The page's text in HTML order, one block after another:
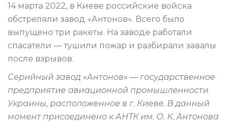
14 марта 2022, в Киеве российские войска
обстреляли завод «Антонов». Всего было
выпущено три ракеты. На заводе работали
спасатели — тушили пожар и разбирали завалы
после взрывов.
Серийный завод «Антонов» — государственное
предприятие авиационной промышленности
Украины, расположенное в г. Киеве. В данный
момент присоединено к АНТК им. О. К. Антонова